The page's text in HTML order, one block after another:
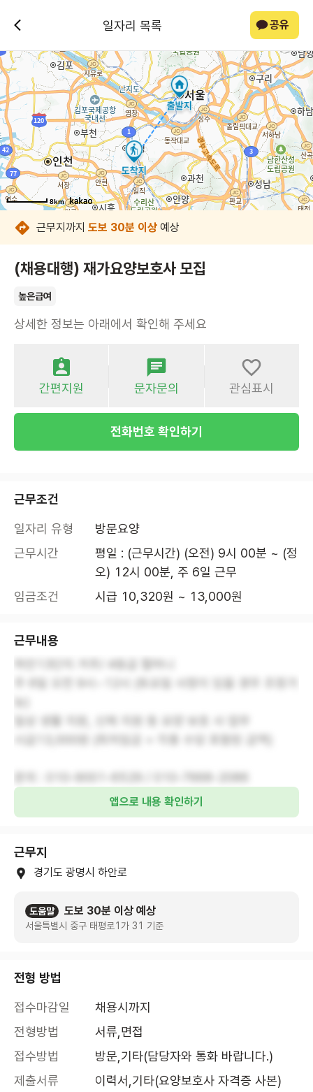
일자리 목록 공유
8km
8km
8km
8km
8km
8km
8km
8km
근무지까지 도보 30분 이상 예상
(채용대행) 재가요양보호사 모집
높은급여
상세한 정보는 아래에서 확인해 주세요
간편지원 문자문의 관심표시
전화번호 확인하기
근무조건
일자리 유형
방문요양
근무시간
평일 : (근무시간) (오전) 9시 00분 ~ (정
오) 12시 00분, 주 6일 근무
임금조건
시급 10,320원 ~ 13,000원
근무내용
앱으로 내용 확인하기
근무지
경기도 광명시 하안로
도움말 도보 30분 이상 예상
서울특별시 중구 태평로1가 31 기준
전형 방법
접수마감일
채용시까지
전형방법
서류,면접
접수방법
방문,기타(담당자와 통화 바랍니다.)
제출서류
이력서,기타(요양보호사 자격증 사본)